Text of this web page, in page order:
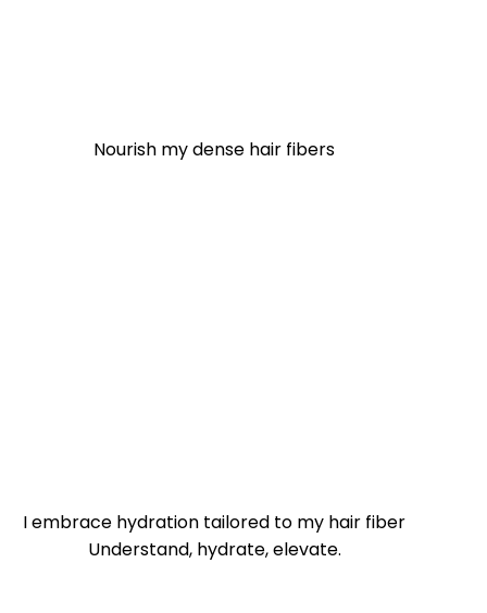
Nourish my dense hair fibers
I embrace hydration tailored to my hair fiber
Understand, hydrate, elevate.